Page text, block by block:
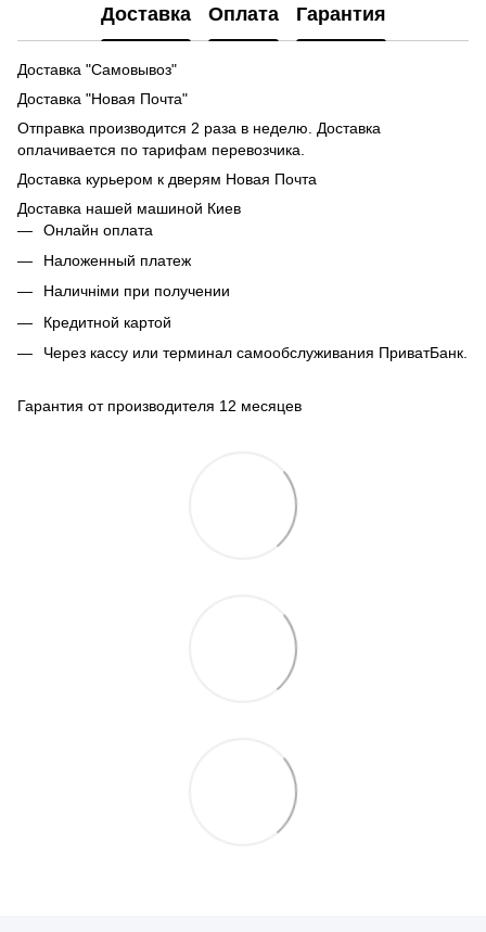
Доставка Оплата Гарантия
Доставка "Самовывоз"
Доставка "Новая Почта"
Отправка производится 2 раза в неделю. Доставка
оплачивается по тарифам перевозчика.
Доставка курьером к дверям Новая Почта
Доставка нашей машиной Киев
Онлайн оплата
Наложенный платеж
Наличніми при получении
Кредитной картой
Через кассу или терминал самообслуживания ПриватБанк.
Гарантия от производителя 12 месяцев